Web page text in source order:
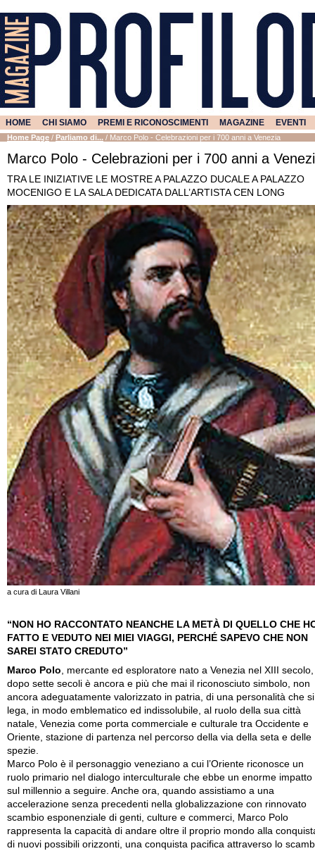
HOME CHI SIAMO PREMI E RICONOSCIMENTI MAGAZINE EVENTI
Home Page / Parliamo di... / Marco Polo - Celebrazioni per i 700 anni a Venezia
Marco Polo - Celebrazioni per i 700 anni a
TRA LE INIZIATIVE LE MOSTRE A PALAZZO DUCALE A PALAZZO
MOCENIGO E LA SALA DEDICATA DALL’ARTISTA CEN LONG
a cura di Laura Villani
“NON HO RACCONTATO NEANCHE LA METÀ DI QUELLO CHE
FATTO E VEDUTO NEI MIEI VIAGGI, PERCHÉ SAPEVO CHE NON
SAREI STATO CREDUTO”
Marco Polo, mercante ed esploratore nato a Venezia nel XIII secolo,
dopo sette secoli è ancora e più che mai il riconosciuto simbolo, non
ancora adeguatamente valorizzato in patria, di una personalità che si
lega, in modo emblematico ed indissolubile, al ruolo della sua città
natale, Venezia come porta commerciale e culturale tra Occidente e
Oriente, stazione di partenza nel percorso della via della seta e delle
spezie.
Marco Polo è il personaggio veneziano a cui l’Oriente riconosce un
ruolo primario nel dialogo interculturale che ebbe un enorme impatto
sul millennio a seguire. Anche ora, quando assistiamo a una
accelerazione senza precedenti nella globalizzazione con rinnovato
scambio esponenziale di genti, culture e commerci, Marco Polo
rappresenta la capacità di andare oltre il proprio mondo alla
di nuovi possibili orizzonti, una conquista pacifica attraverso lo